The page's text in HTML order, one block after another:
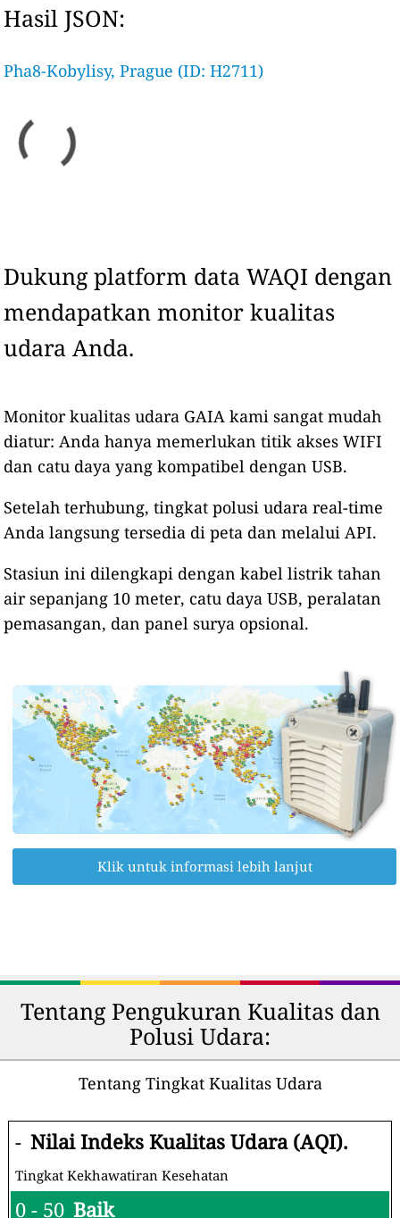
Hasil JSON:
Pha8-Kobylisy, Prague (ID: H2711)
Dukung platform data WAQI dengan
mendapatkan monitor kualitas
udara Anda.
Monitor kualitas udara GAIA kami sangat mudah
diatur: Anda hanya memerlukan titik akses WIFI
dan catu daya yang kompatibel dengan USB.
Setelah terhubung, tingkat polusi udara real-time
Anda langsung tersedia di peta dan melalui API.
Stasiun ini dilengkapi dengan kabel listrik tahan
air sepanjang 10 meter, catu daya USB, peralatan
pemasangan, dan panel surya opsional.
Klik untuk informasi lebih lanjut
Tentang Pengukuran Kualitas dan
Polusi Udara:
Tentang Tingkat Kualitas Udara
- Nilai Indeks Kualitas Udara (AQI).
Tingkat Kekhawatiran Kesehatan
0 - 50 Baik